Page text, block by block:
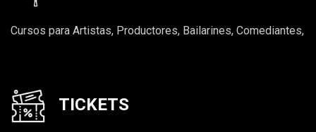
Cursos para Artistas, Productores, Bailarines, Comediantes,
TICKETS